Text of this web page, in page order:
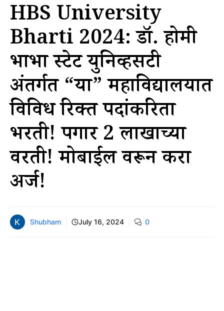
HBS University
Bharti 2024: डॉ. होमी
भाभा स्टेट युनिव्हर्सिटी
अंतर्गत “या” महाविद्यालयात
विविध रिक्त पदांकरिता
भरती! पगार 2 लाखाच्या
वरती! मोबाईल वरून करा
अर्ज!
Shubham July 16, 2024 0